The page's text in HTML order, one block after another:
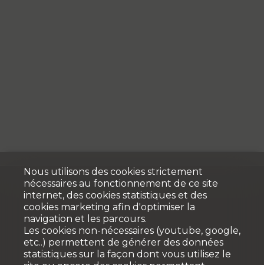
Nous utilisons des cookies strictement
nécessaires au fonctionnement de ce site
internet, des cookies statistiques et des
cookies marketing afin d'optimiser la
navigation et les parcours.
Les cookies non-nécessaires (youtube, google,
etc..) permettent de générer des données
statistiques sur la façon dont vous utilisez le